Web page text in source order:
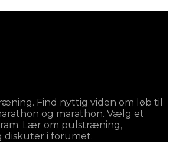
Find nyttig viden om løb til
og marathon. Vælg et
Lær om pulstræning,
i forumet.